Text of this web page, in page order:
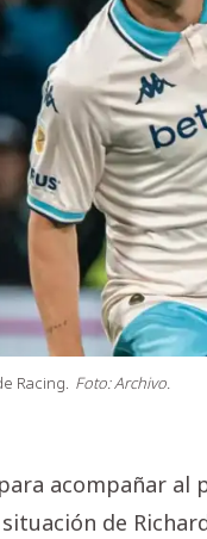
Racing. Foto: Archivo.
acompañar
de